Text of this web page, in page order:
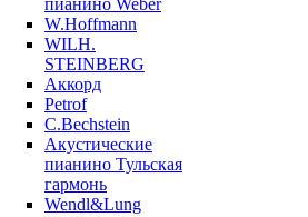
W.Hoffmann
WILH.
STEINBERG
Аккорд
Petrof
C.Bechstein
Акустические
пианино Тульская
гармонь
Wendl&Lung